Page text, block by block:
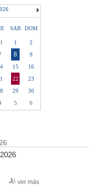
SAB DOM
1
2
8
9
15
16
22
23
29
30
5 6
ver más